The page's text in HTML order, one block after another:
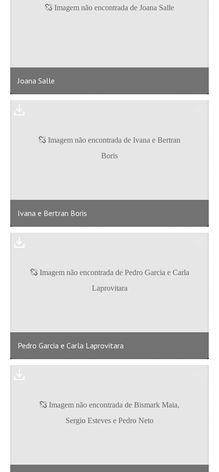
Joana Salle
Ivana e Bertran Boris
Pedro Garcia e Carla Laprovitara